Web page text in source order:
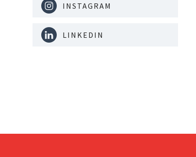
INSTAGRAM
LINKEDIN